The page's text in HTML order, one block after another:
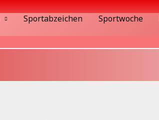
Sportabzeichen Sportwoche